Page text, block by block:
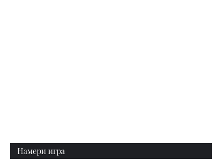
Намери игра